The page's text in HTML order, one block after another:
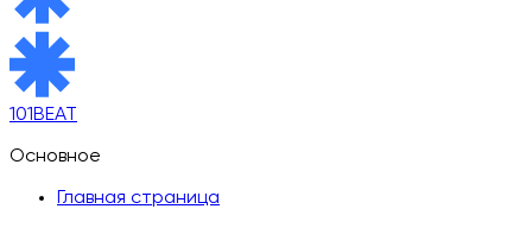
101BEAT
Основное
Главная страница